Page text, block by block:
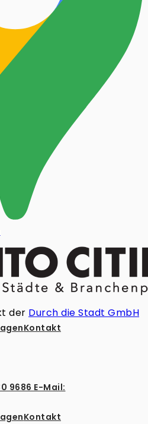
der Durch die Stadt GmbH
Kontakt
9686 E-Mail:
Kontakt